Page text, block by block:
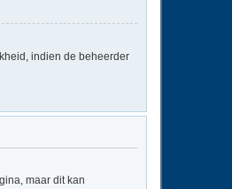
indien de beheerder
maar dit kan